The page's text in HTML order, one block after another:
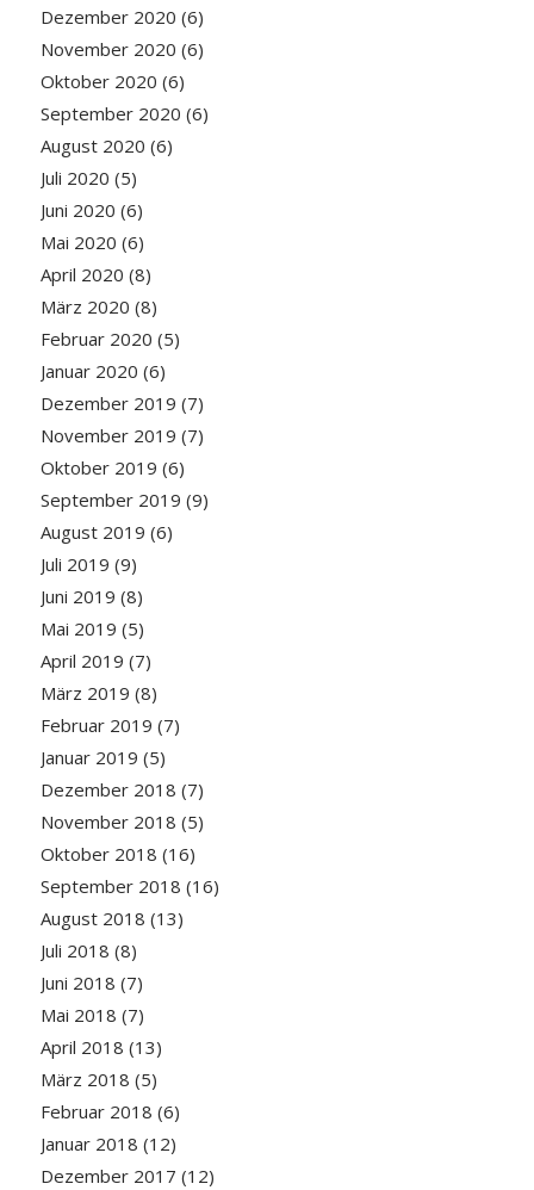
Dezember 2020 (6)
November 2020 (6)
Oktober 2020 (6)
September 2020 (6)
August 2020 (6)
Juli 2020 (5)
Juni 2020 (6)
Mai 2020 (6)
April 2020 (8)
März 2020 (8)
Februar 2020 (5)
Januar 2020 (6)
Dezember 2019 (7)
November 2019 (7)
Oktober 2019 (6)
September 2019 (9)
August 2019 (6)
Juli 2019 (9)
Juni 2019 (8)
Mai 2019 (5)
April 2019 (7)
März 2019 (8)
Februar 2019 (7)
Januar 2019 (5)
Dezember 2018 (7)
November 2018 (5)
Oktober 2018 (16)
September 2018 (16)
August 2018 (13)
Juli 2018 (8)
Juni 2018 (7)
Mai 2018 (7)
April 2018 (13)
März 2018 (5)
Februar 2018 (6)
Januar 2018 (12)
Dezember 2017 (12)